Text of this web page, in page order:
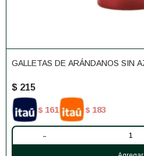
GALLETAS DE ARÁNDANOS SIN
$ 215
$ 161 $ 183
-